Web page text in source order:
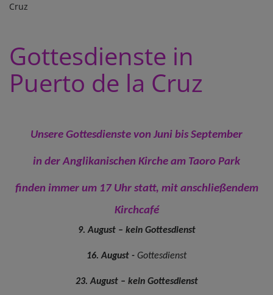
Cruz
Gottesdienste in
Puerto de la Cruz
Unsere Gottesdienste von Juni bis September
in der Anglikanischen Kirche am Taoro Park
finden immer um 17 Uhr statt, mit anschließendem
Kirchcafé
9. August – kein Gottesdienst
16. August - Gottesdienst
23. August – kein Gottesdienst